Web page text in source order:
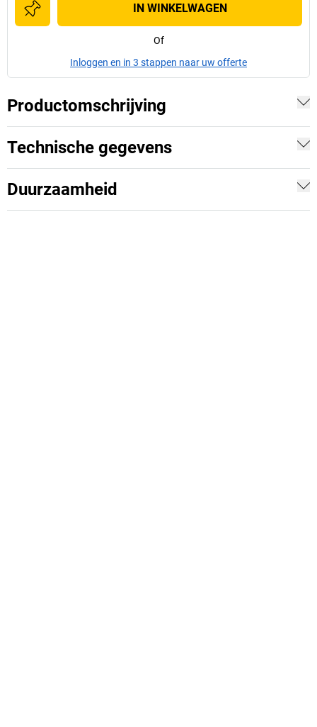
IN WINKELWAGEN
Of
Inloggen en in 3 stappen naar uw offerte
Productomschrijving
Technische gegevens
Duurzaamheid